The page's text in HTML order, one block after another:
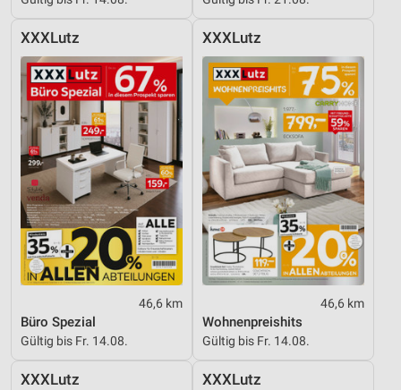
XXXLutz
46,6 km
Büro Spezial
Gültig bis Fr. 14.08.
XXXLutz
46,6 km
Wohnenpreishits
Gültig bis Fr. 14.08.
XXXLutz XXXLutz
Verwendung reduzierter Daten zur Auswahl von
Verwendung genauer Standortdaten
Geräte anhand von aktiv angeforderten
Informationen identifizieren
Nicht-IAB-Verarbeitungszwecke:
Notwendig
Performance
Funktional